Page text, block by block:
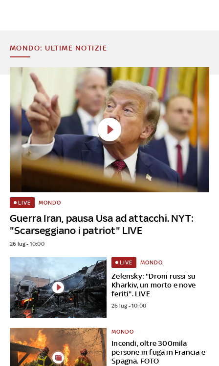
MONDO: ULTIME NOTIZIE
Guerra Iran, pausa Usa ad attacchi. NYT:
"Scarseggiano i patriot" LIVE
LIVE MONDO
26 lug - 10:00
Zelensky: "Droni russi su
Kharkiv, un morto e nove
feriti". LIVE
LIVE MONDO
26 lug - 10:00
Incendi, oltre 300mila
persone in fuga in Francia e
Spagna. FOTO
MONDO